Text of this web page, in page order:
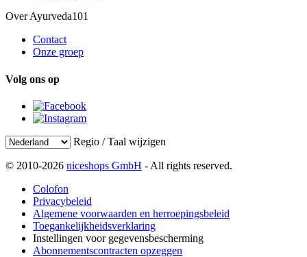
Over Ayurveda101
Contact
Onze groep
Volg ons op
Regio / Taal wijzigen
© 2010-2026 niceshops GmbH - All rights reserved.
Colofon
Privacybeleid
Algemene voorwaarden en herroepingsbeleid
Toegankelijkheidsverklaring
Instellingen voor gegevensbescherming
Abonnementscontracten opzeggen